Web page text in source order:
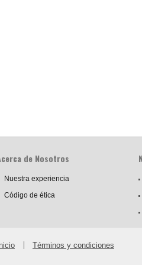
de Nosotros
Nuestra experiencia
Código de ética
Inicio Términos y condiciones